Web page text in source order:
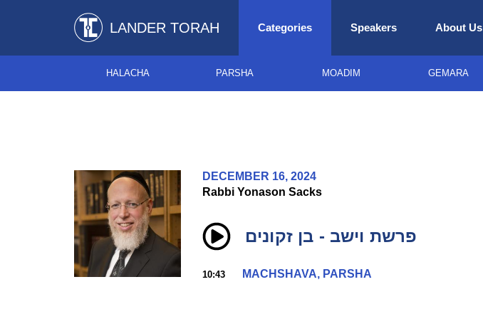
LANDER TORAH Categories Speakers About Us
HALACHA PARSHA MOADIM GEMARA
DECEMBER 16, 2024
Rabbi Yonason Sacks
פרשת וישב - בן זקונים
10:43 MACHSHAVA, PARSHA